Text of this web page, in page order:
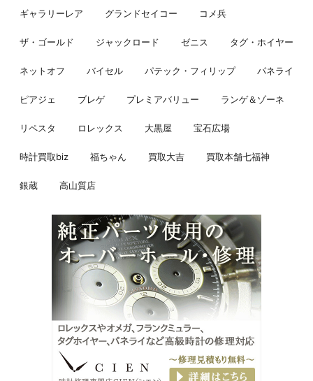
ギャラリーレア グランドセイコー コメ兵
ザ・ゴールド ジャックロード ゼニス タグ・ホイヤー
ネットオフ バイセル パテック・フィリップ パネライ
ピアジェ ブレゲ プレミアバリュー ランゲ＆ゾーネ
リペスタ ロレックス 大黒屋 宝石広場
時計買取biz 福ちゃん 買取大吉 買取本舗七福神
銀蔵 高山質店